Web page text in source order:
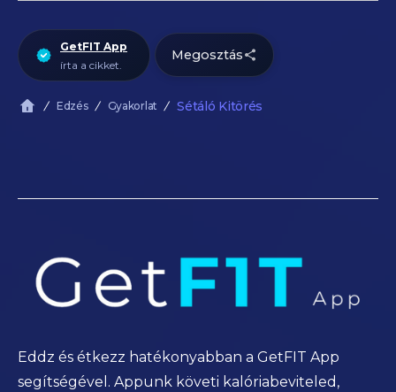
Eddz és étkezz hatékonyabban a GetFIT App
segítségével. Appunk követi kalóriabeviteled,
GetFIT App
írta a cikket.
Megosztás
Edzés Gyakorlat Sétáló Kitörés